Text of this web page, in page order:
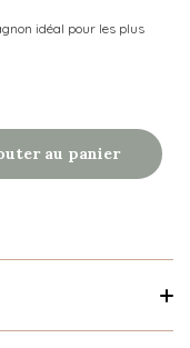
idéal pour les plus
au panier